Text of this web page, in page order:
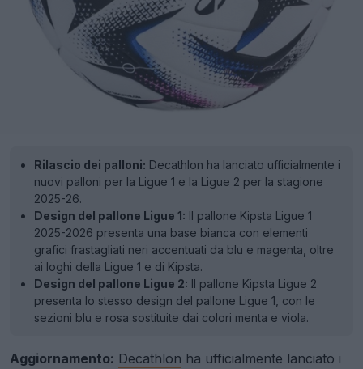
Rilascio dei palloni: Decathlon ha lanciato ufficialmente i
nuovi palloni per la Ligue 1 e la Ligue 2 per la stagione
2025-26.
Design del pallone Ligue 1: Il pallone Kipsta Ligue 1
2025-2026 presenta una base bianca con elementi
grafici frastagliati neri accentuati da blu e magenta, oltre
ai loghi della Ligue 1 e di Kipsta.
Design del pallone Ligue 2: Il pallone Kipsta Ligue 2
presenta lo stesso design del pallone Ligue 1, con le
sezioni blu e rosa sostituite dai colori menta e viola.
Aggiornamento: Decathlon ha ufficialmente lanciato i